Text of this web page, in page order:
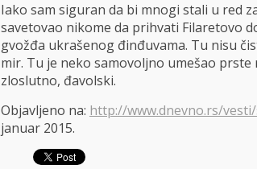
Iako sam siguran da bi mnogi stali u red
savetovao nikome da prihvati Filaretovo
gvožđa ukrašenog đinđuvama. Tu nisu
mir. Tu je neko samovoljno umešao
zloslutno, đavolski.
Objavljeno na: http://www.dnevno.rs/
januar 2015.